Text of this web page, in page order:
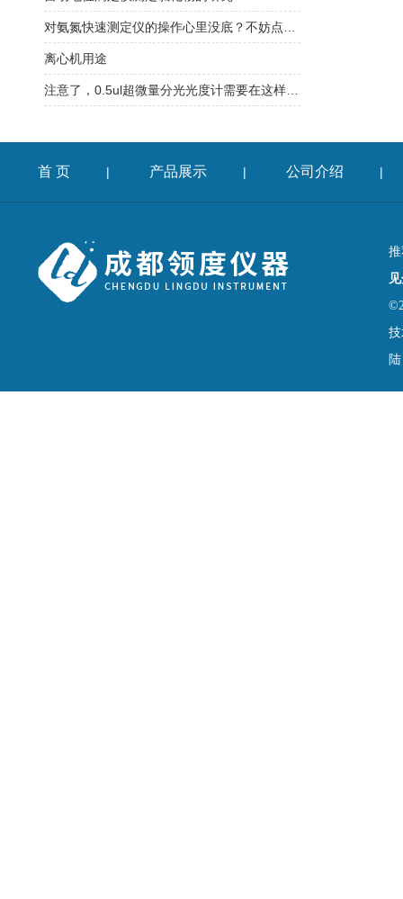
离心机用途
首 页 | 产品展示 | 公司介绍 |
陆